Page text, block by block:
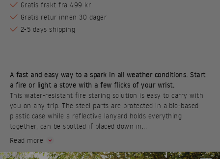
Gratis frakt fra 499 kr
Gratis retur innen 30 dager
2-5 days shipping
A fast and easy way to a spark in all weather conditions. Start
a fire or light a stove with a few flicks of your wrist.
This water-resistant fire staring solution is easy to carry with
you on any trip. The steel parts are protected in a bio-based
plastic case while a reflective lanyard holds everything
together, can be spotted if placed down in...
Read more